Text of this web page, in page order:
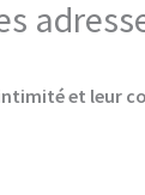
et leur